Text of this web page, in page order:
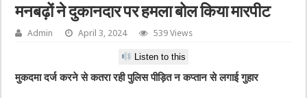
मनबढ़ों ने दुकानदार पर हमला बोल किया मारपीट
Admin April 3, 2024 539 Views
Listen to this
मुकदमा दर्ज करने से कतरा रही पुलिस पीड़ित न कप्तान से लगाई गुहार